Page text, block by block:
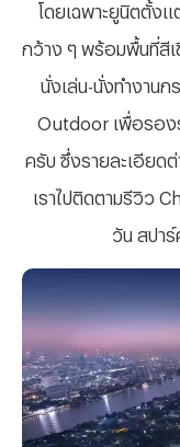
โดยเฉพาะยูนิตตั้งแ
กว้าง ๆ พร้อมพื้นที่สีเ
นั่งเล่น-นั่งทำงาน
Outdoor เพื่อรอง
ครับ ซึ่งรายละเอียดต่
เราไปติดตามรีวิว
วัน สปา